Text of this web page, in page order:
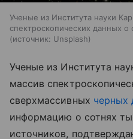
Ученые из Института науки
спектроскопических данных
источник: Unsplash
Ученые из Института
массив
сверхмассивных черных
информацию о сотнях
источников,